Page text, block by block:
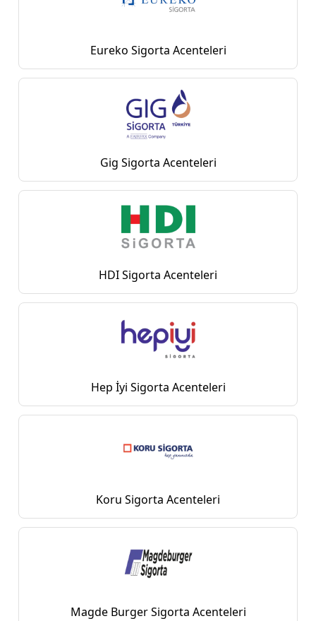
Eureko Sigorta Acenteleri
Gig Sigorta Acenteleri
HDI Sigorta Acenteleri
Hep İyi Sigorta Acenteleri
Koru Sigorta Acenteleri
Magde Burger Sigorta Acenteleri